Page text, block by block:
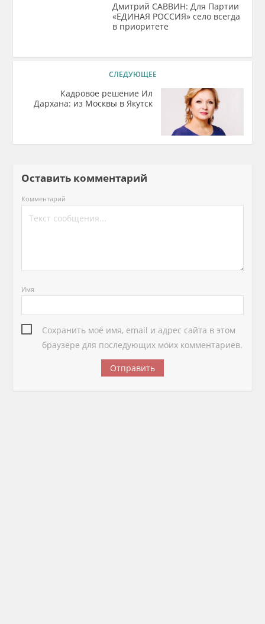
Дмитрий САВВИН: Для Партии
«ЕДИНАЯ РОССИЯ» село всегда
в приоритете
СЛЕДУЮЩЕЕ
Кадровое решение Ил
Дархана: из Москвы в Якутск
Оставить комментарий
Комментарий
Имя
Сохранить моё имя, email и адрес сайта в этом
браузере для последующих моих комментариев.